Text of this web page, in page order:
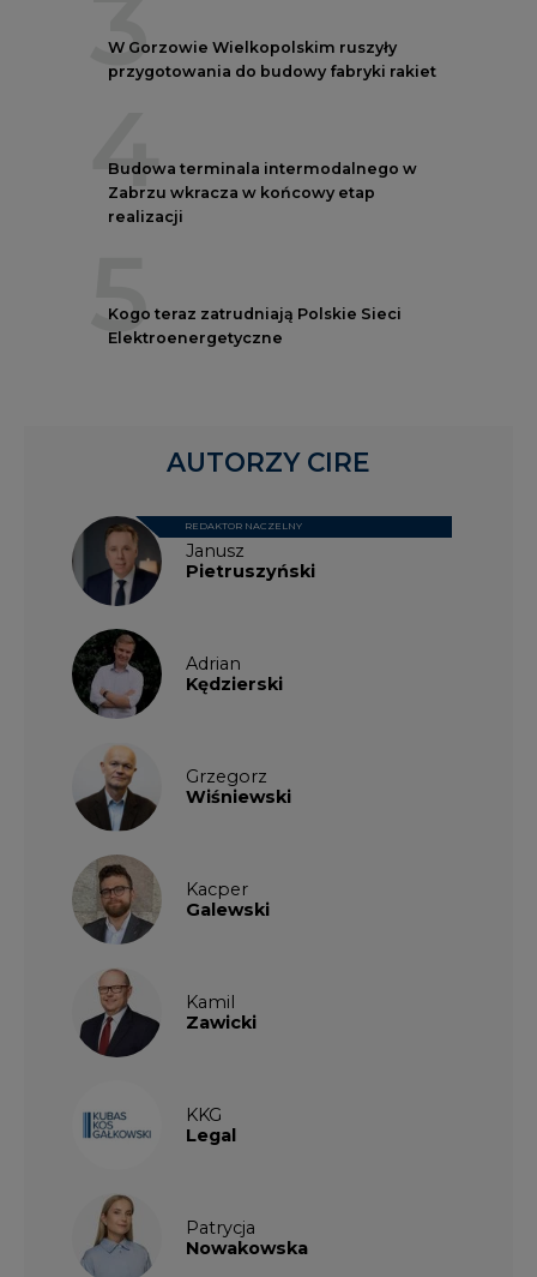
3
W Gorzowie Wielkopolskim ruszyły
przygotowania do budowy fabryki rakiet
4
Budowa terminala intermodalnego w
Zabrzu wkracza w końcowy etap
realizacji
5
Kogo teraz zatrudniają Polskie Sieci
Elektroenergetyczne
Janusz
Pietruszyński
REDAKTOR NACZELNY
Adrian
Kędzierski
Grzegorz
Wiśniewski
Kacper
Galewski
Kamil
Zawicki
KKG
Legal
Patrycja
Nowakowska
AUTORZY CIRE